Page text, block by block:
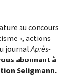
au concours
», actions
journal Après-
abonnant à
Seligmann.